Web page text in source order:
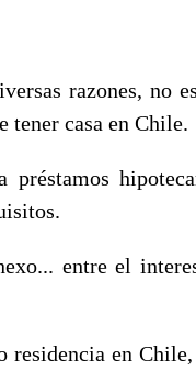
razones, no
tener casa en Chile.
préstamos
entre el
residencia en